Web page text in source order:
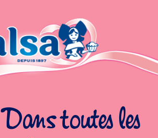
Dans toutes les